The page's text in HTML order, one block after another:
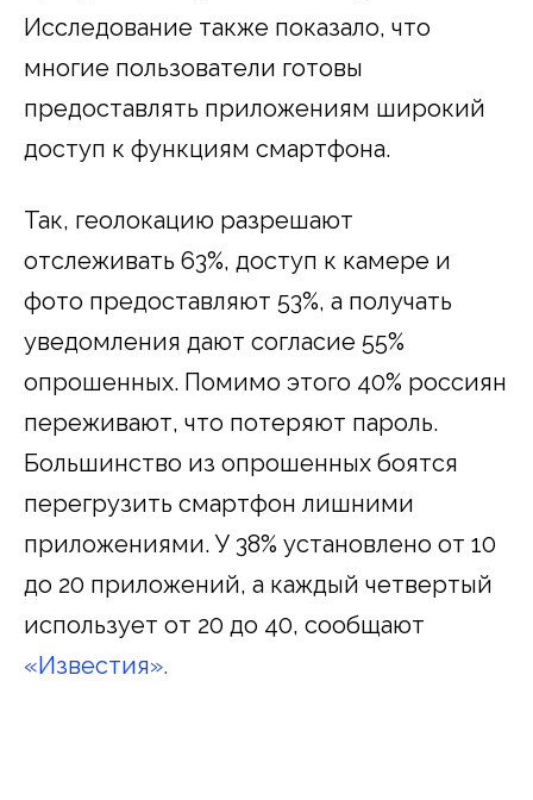
Исследование также показало, что
многие пользователи готовы
предоставлять приложениям широкий
доступ к функциям смартфона.
Так, геолокацию разрешают
отслеживать 63%, доступ к камере и
фото предоставляют 53%, а получать
уведомления дают согласие 55%
опрошенных. Помимо этого 40% россиян
переживают, что потеряют пароль.
Большинство из опрошенных боятся
перегрузить смартфон лишними
приложениями. У 38% установлено от 10
до 20 приложений, а каждый четвертый
использует от 20 до 40, сообщают
«Известия».